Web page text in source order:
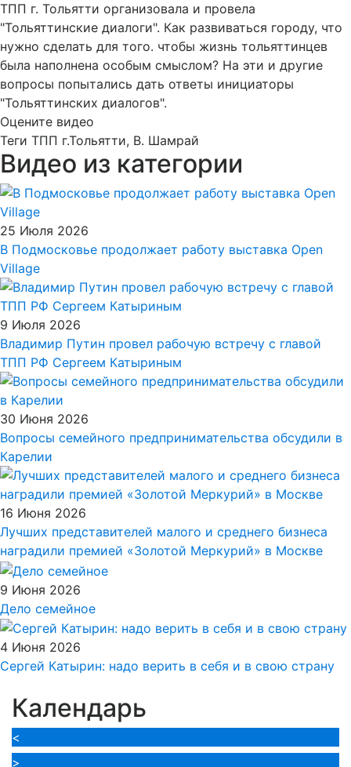
ТПП г. Тольятти организовала и провела
"Тольяттинские диалоги". Как развиваться городу, что
нужно сделать для того. чтобы жизнь тольяттинцев
была наполнена особым смыслом? На эти и другие
вопросы попытались дать ответы инициаторы
"Тольяттинских диалогов".
Оцените видео
Теги ТПП г.Тольятти, В. Шамрай
Видео из категории
25 Июля 2026
В Подмосковье продолжает работу выставка Open
Village
9 Июля 2026
Владимир Путин провел рабочую встречу с главой
ТПП РФ Сергеем Катыриным
30 Июня 2026
Вопросы семейного предпринимательства обсудили в
Карелии
16 Июня 2026
Лучших представителей малого и среднего бизнеса
наградили премией «Золотой Меркурий» в Москве
9 Июня 2026
Дело семейное
4 Июня 2026
Сергей Катырин: надо верить в себя и в свою страну
Календарь
<
>